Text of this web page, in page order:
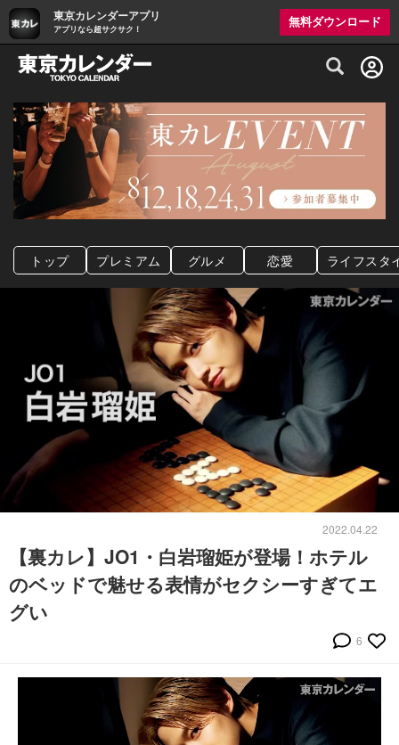
東京カレンダーアプリ
アプリなら超サクサク！
無料ダウンロード
グルメ情報・プレミアムレストラン予約
トップ プレミアム グルメ 恋愛 ライフスタ
2022.04.22
【裏カレ】JO1・白岩瑠姫が登場！ホテル
のベッドで魅せる表情がセクシーすぎてエ
グい
6